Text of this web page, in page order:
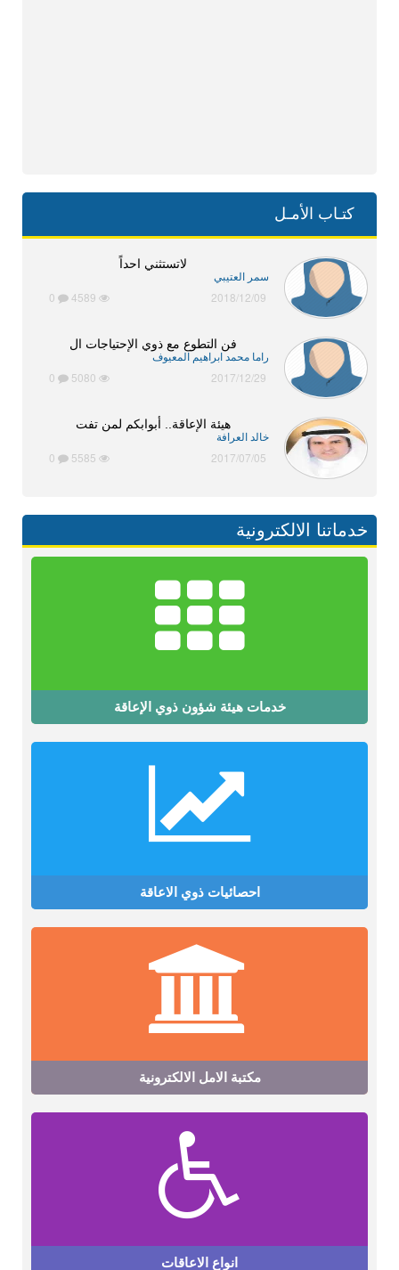
كتـاب الأمـل
لاتستثني احداً
سمر العتيبي
2018/12/09
فن التطوع مع ذوي الإحتياجات ال
راما محمد ابراهيم المعيوف
2017/12/29
هيئة الإعاقة.. أبوابكم لمن تفت
خالد العرافة
2017/07/05
خدماتنا الالكترونية
خدمات هيئة شؤون ذوي الإعاقة
احصائيات ذوي الاعاقة
مكتبة الامل الالكترونية
انواع الاعاقات